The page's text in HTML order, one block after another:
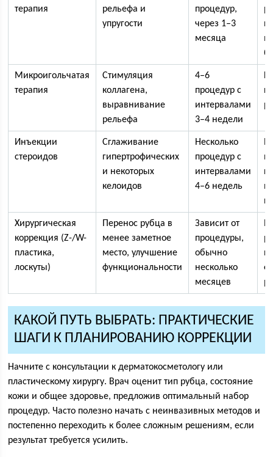
терапия
рельефа и
упругости
процедур,
через 1–3
месяца
Микроигольчатая
терапия
Стимуляция
коллагена,
выравнивание
рельефа
4–6
процедур с
интервалами
3–4 недели
Инъекции
стероидов
Сглаживание
гипертрофических
и некоторых
келоидов
Несколько
процедур с
интервалами
4–6 недель
Хирургическая
коррекция (Z-/W-
пластика,
лоскуты)
Перенос рубца в
менее заметное
место, улучшение
функциональности
Зависит от
процедуры,
обычно
несколько
месяцев
КАКОЙ ПУТЬ ВЫБРАТЬ: ПРАКТИЧЕСКИЕ
ШАГИ К ПЛАНИРОВАНИЮ КОРРЕКЦИИ
Начните с консультации к дерматокосметологу или
пластическому хирургу. Врач оценит тип рубца, состояние
кожи и общее здоровье, предложив оптимальный набор
процедур. Часто полезно начать с неинвазивных методов и
постепенно переходить к более сложным решениям, если
результат требуется усилить.